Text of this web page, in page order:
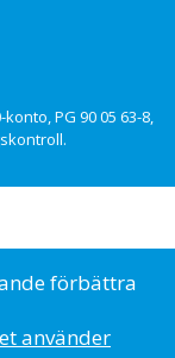
PG 90 05 63-8,
förbättra
använder